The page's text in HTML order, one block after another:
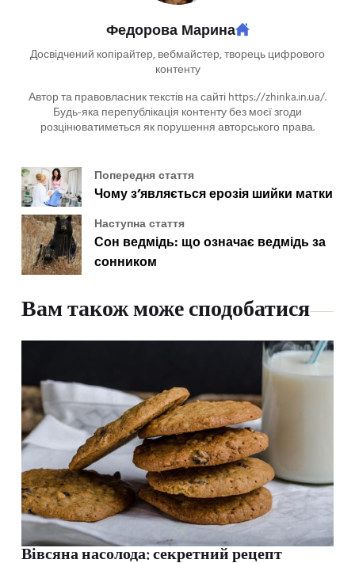
Федорова Марина
Досвідчений копірайтер, вебмайстер, творець цифрового
контенту
Автор та правовласник текстів на сайті https://zhinka.in.ua/.
Будь-яка перепублікація контенту без моєї згоди
розцінюватиметься як порушення авторського права.
Попередня стаття
Чому з’являється ерозія шийки матки
Наступна стаття
Сон ведмідь: що означає ведмідь за
сонником
Вам також може сподобатися
Вівсяна насолода: секретний рецепт